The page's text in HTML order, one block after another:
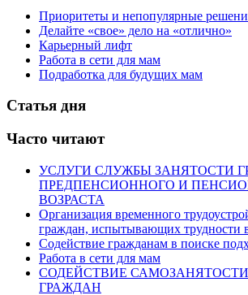
Приоритеты и непопулярные
Делайте «свое» дело на «отлично»
Карьерный лифт
Работа в сети для мам
Подработка для будущих мам
Статья дня
Часто читают
УСЛУГИ СЛУЖБЫ ЗАНЯТОСТИ
ПРЕДПЕНСИОННОГО И
ВОЗРАСТА
Организация временного
граждан, испытывающих трудности
Содействие гражданам в поиске
Работа в сети для мам
СОДЕЙСТВИЕ
ГРАЖДАН